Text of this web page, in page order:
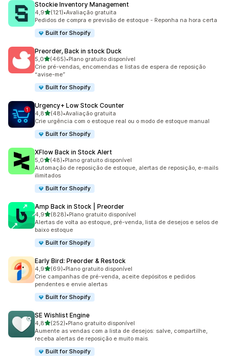
Stockie Inventory Management
4,9de 5 estrelas
(121)
121 avaliações ao todo
•Avaliação gratuita
Pedidos de compra e previsão de estoque - Reponha na hora certa
Built for Shopify
Preorder, Back in stock Duck
5,0de 5 estrelas
(465)
465 avaliações ao todo
•Plano gratuito disponível
Crie pré-vendas, encomendas e listas de espera de reposição
“avise-me”
Built for Shopify
Urgency+ Low Stock Counter
4,8de 5 estrelas
(48)
48 avaliações ao todo
•Avaliação gratuita
Crie urgência com o estoque real ou o modo de estoque manual
Built for Shopify
XFlow Back in Stock Alert
5,0de 5 estrelas
(48)
48 avaliações ao todo
•Plano gratuito disponível
Automação de reposição de estoque, alertas de reposição, e-mails
ilimitados
Built for Shopify
Amp Back in Stock | Preorder
4,9de 5 estrelas
(828)
828 avaliações ao todo
•Plano gratuito disponível
Alertas de volta ao estoque, pré-venda, lista de desejos e selos de
baixo estoque
Built for Shopify
Early Bird: Preorder & Restock
4,9de 5 estrelas
(69)
69 avaliações ao todo
•Plano gratuito disponível
Crie campanhas de pré-venda, aceite depósitos e pedidos
pendentes e envie alertas
Built for Shopify
SE Wishlist Engine
4,8de 5 estrelas
(252)
252 avaliações ao todo
•Plano gratuito disponível
Aumente as vendas com a lista de desejos: salve, compartilhe,
receba alertas de reposição e muito mais.
Built for Shopify